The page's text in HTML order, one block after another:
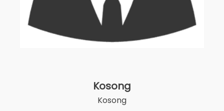
Kosong
Kosong